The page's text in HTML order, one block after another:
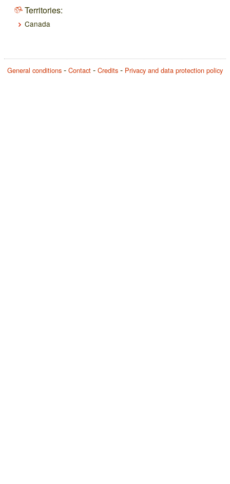
Territories:
Canada
General conditions Contact Credits Privacy and data protection policy